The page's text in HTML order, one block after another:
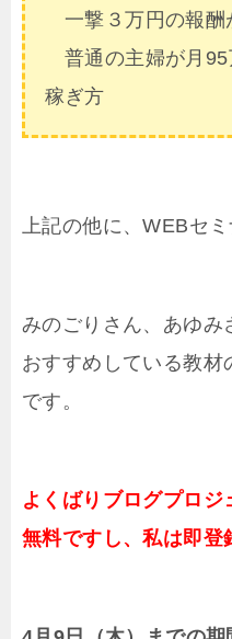
一撃３万円の報酬
普通の主婦が月95
稼ぎ方
上記の他に、WEBセミ
みのごりさん、あゆみ
おすすめしている教材
です。
よくばりブログプロ
無料ですし、私は即登